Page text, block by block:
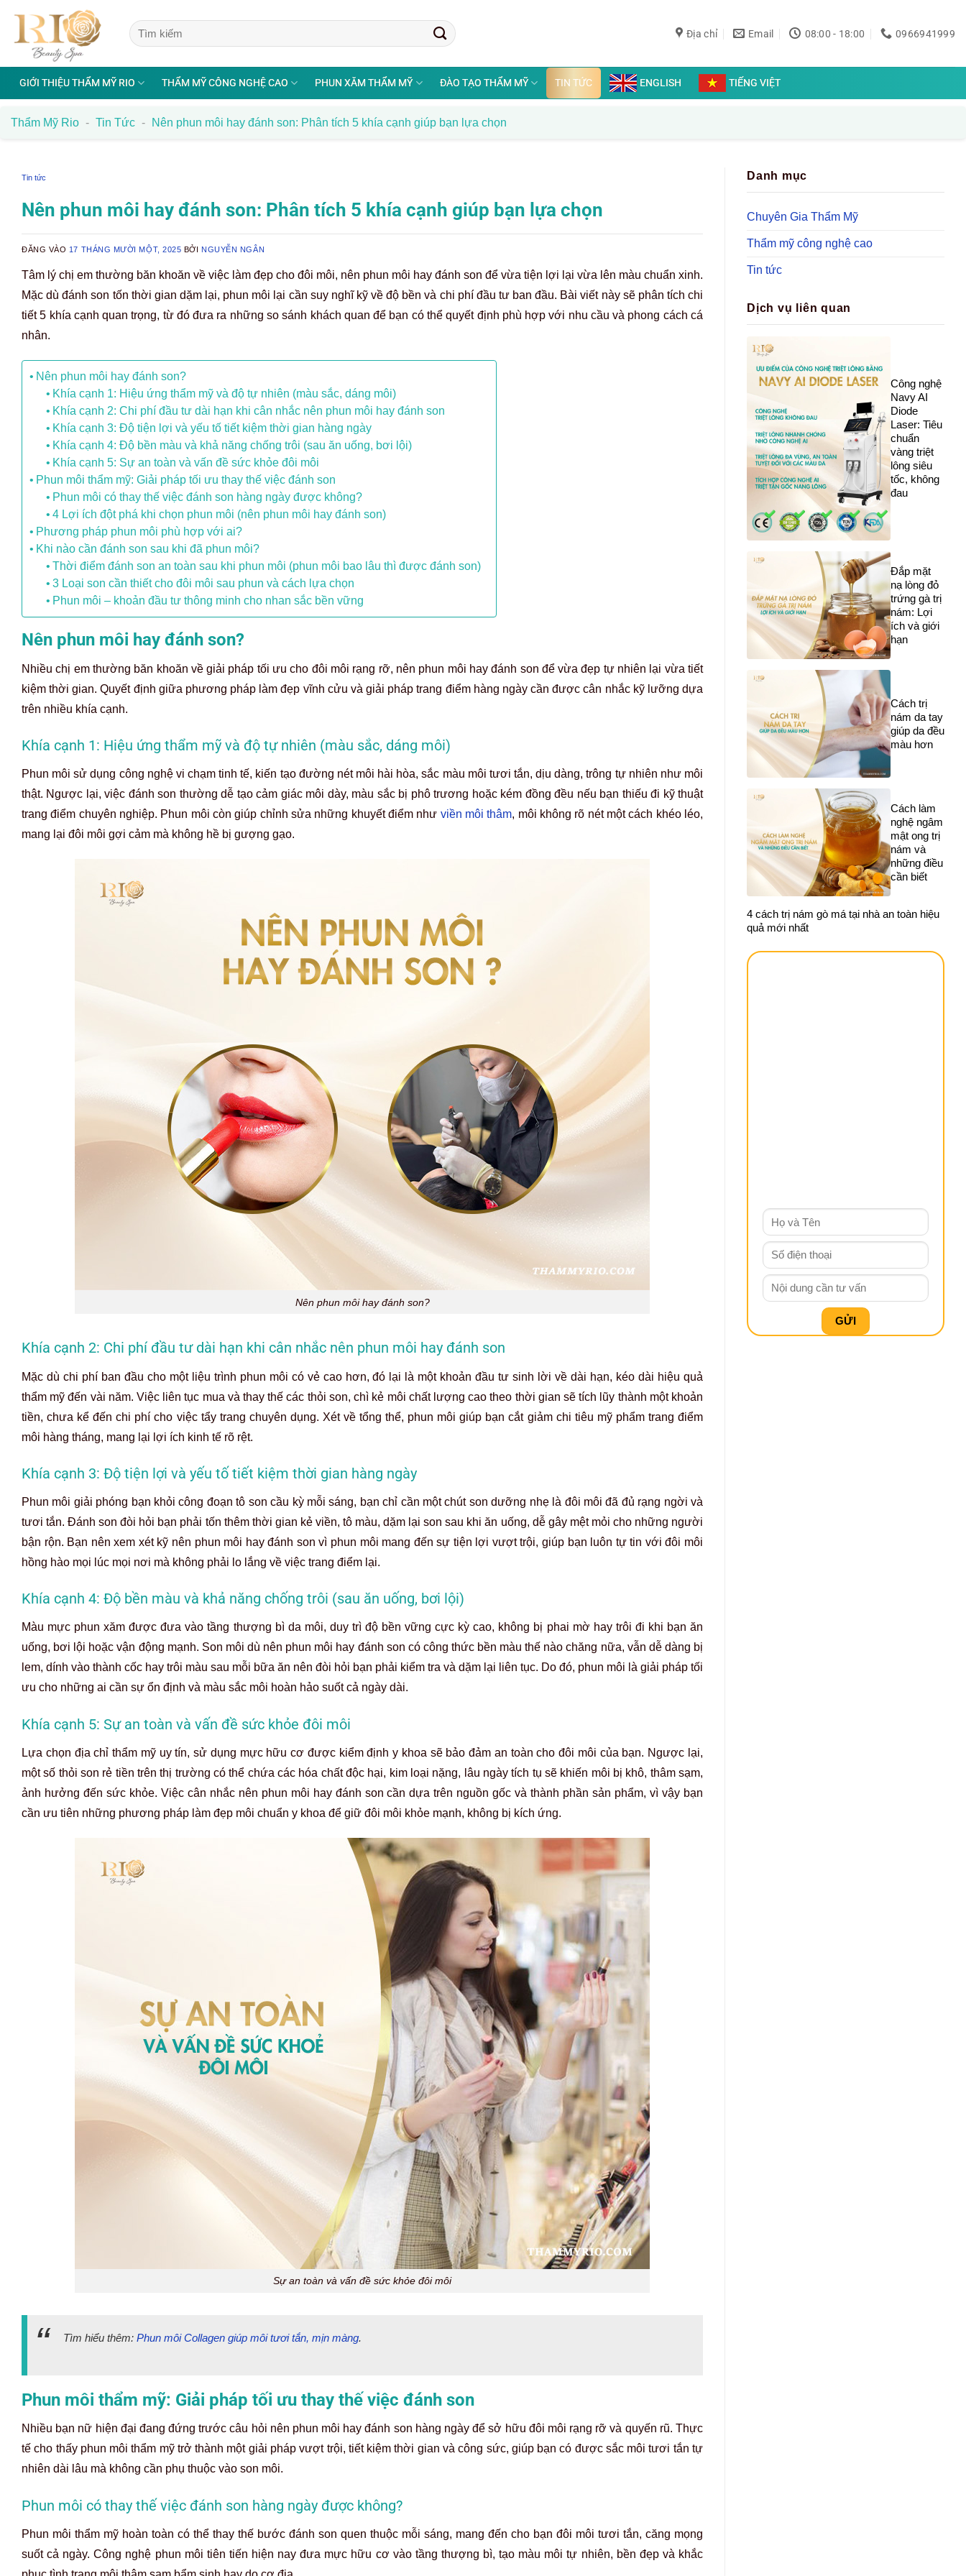
nội
Địa chỉ Email 08:00 - 18:00 0966941999
GIỚI THIỆU THẨM MỸ RIO THẨM MỸ CÔNG NGHỆ CAO PHUN XĂM THẨM MỸ ĐÀO TẠO THẨM MỸ TIN TỨC ENGLISH TIẾNG VIỆT
Thẩm Mỹ Rio - Tin Tức - Nên phun môi hay đánh son: Phân tích 5 khía cạnh giúp bạn lựa chọn
Tin tức
Nên phun môi hay đánh son: Phân tích 5 khía cạnh giúp bạn lựa chọn
ĐĂNG VÀO 17 THÁNG MƯỜI MỘT, 2025 BỞI NGUYỄN NGÂN
Tâm lý chị em thường băn khoăn về việc làm đẹp cho đôi môi, nên phun môi hay đánh son để vừa tiện lợi lại vừa lên màu chuẩn xinh.
Mặc dù đánh son tốn thời gian dặm lại, phun môi lại cần suy nghĩ kỹ về độ bền và chi phí đầu tư ban đầu. Bài viết này sẽ phân tích chi
tiết 5 khía cạnh quan trọng, từ đó đưa ra những so sánh khách quan để bạn có thể quyết định phù hợp với nhu cầu và phong cách cá
nhân.
Nên phun môi hay đánh son?
Khía cạnh 1: Hiệu ứng thẩm mỹ và độ tự nhiên (màu sắc, dáng môi)
Khía cạnh 2: Chi phí đầu tư dài hạn khi cân nhắc nên phun môi hay đánh son
Khía cạnh 3: Độ tiện lợi và yếu tố tiết kiệm thời gian hàng ngày
Khía cạnh 4: Độ bền màu và khả năng chống trôi (sau ăn uống, bơi lội)
Khía cạnh 5: Sự an toàn và vấn đề sức khỏe đôi môi
Phun môi thẩm mỹ: Giải pháp tối ưu thay thế việc đánh son
Phun môi có thay thế việc đánh son hàng ngày được không?
4 Lợi ích đột phá khi chọn phun môi (nên phun môi hay đánh son)
Phương pháp phun môi phù hợp với ai?
Khi nào cần đánh son sau khi đã phun môi?
Thời điểm đánh son an toàn sau khi phun môi (phun môi bao lâu thì được đánh son)
3 Loại son cần thiết cho đôi môi sau phun và cách lựa chọn
Phun môi – khoản đầu tư thông minh cho nhan sắc bền vững
Nên phun môi hay đánh son?
Nhiều chị em thường băn khoăn về giải pháp tối ưu cho đôi môi rạng rỡ, nên phun môi hay đánh son để vừa đẹp tự nhiên lại vừa tiết
kiệm thời gian. Quyết định giữa phương pháp làm đẹp vĩnh cửu và giải pháp trang điểm hàng ngày cần được cân nhắc kỹ lưỡng dựa
trên nhiều khía cạnh.
Khía cạnh 1: Hiệu ứng thẩm mỹ và độ tự nhiên (màu sắc, dáng môi)
Phun môi sử dụng công nghệ vi chạm tinh tế, kiến tạo đường nét môi hài hòa, sắc màu môi tươi tắn, dịu dàng, trông tự nhiên như môi
thật. Ngược lại, việc đánh son thường dễ tạo cảm giác môi dày, màu sắc bị phô trương hoặc kém đồng đều nếu bạn thiếu đi kỹ thuật
trang điểm chuyên nghiệp. Phun môi còn giúp chỉnh sửa những khuyết điểm như viền môi thâm, môi không rõ nét một cách khéo léo,
mang lại đôi môi gợi cảm mà không hề bị gượng gạo.
Nên phun môi hay đánh son?
Khía cạnh 2: Chi phí đầu tư dài hạn khi cân nhắc nên phun môi hay đánh son
Mặc dù chi phí ban đầu cho một liệu trình phun môi có vẻ cao hơn, đó lại là một khoản đầu tư sinh lời về dài hạn, kéo dài hiệu quả
thẩm mỹ đến vài năm. Việc liên tục mua và thay thế các thỏi son, chì kẻ môi chất lượng cao theo thời gian sẽ tích lũy thành một khoản
tiền, chưa kể đến chi phí cho việc tẩy trang chuyên dụng. Xét về tổng thể, phun môi giúp bạn cắt giảm chi tiêu mỹ phẩm trang điểm
môi hàng tháng, mang lại lợi ích kinh tế rõ rệt.
Khía cạnh 3: Độ tiện lợi và yếu tố tiết kiệm thời gian hàng ngày
Phun môi giải phóng bạn khỏi công đoạn tô son cầu kỳ mỗi sáng, bạn chỉ cần một chút son dưỡng nhẹ là đôi môi đã đủ rạng ngời và
tươi tắn. Đánh son đòi hỏi bạn phải tốn thêm thời gian kẻ viền, tô màu, dặm lại son sau khi ăn uống, dễ gây mệt mỏi cho những người
bận rộn. Bạn nên xem xét kỹ nên phun môi hay đánh son vì phun môi mang đến sự tiện lợi vượt trội, giúp bạn luôn tự tin với đôi môi
hồng hào mọi lúc mọi nơi mà không phải lo lắng về việc trang điểm lại.
Khía cạnh 4: Độ bền màu và khả năng chống trôi (sau ăn uống, bơi lội)
Màu mực phun xăm được đưa vào tầng thượng bì da môi, duy trì độ bền vững cực kỳ cao, không bị phai mờ hay trôi đi khi bạn ăn
uống, bơi lội hoặc vận động mạnh. Son môi dù nên phun môi hay đánh son có công thức bền màu thế nào chăng nữa, vẫn dễ dàng bị
lem, dính vào thành cốc hay trôi màu sau mỗi bữa ăn nên đòi hỏi bạn phải kiểm tra và dặm lại liên tục. Do đó, phun môi là giải pháp tối
ưu cho những ai cần sự ổn định và màu sắc môi hoàn hảo suốt cả ngày dài.
Khía cạnh 5: Sự an toàn và vấn đề sức khỏe đôi môi
Lựa chọn địa chỉ thẩm mỹ uy tín, sử dụng mực hữu cơ được kiểm định y khoa sẽ bảo đảm an toàn cho đôi môi của bạn. Ngược lại,
một số thỏi son rẻ tiền trên thị trường có thể chứa các hóa chất độc hại, kim loại nặng, lâu ngày tích tụ sẽ khiến môi bị khô, thâm sạm,
ảnh hưởng đến sức khỏe. Việc cân nhắc nên phun môi hay đánh son cần dựa trên nguồn gốc và thành phần sản phẩm, vì vậy bạn
cần ưu tiên những phương pháp làm đẹp môi chuẩn y khoa để giữ đôi môi khỏe mạnh, không bị kích ứng.
Sự an toàn và vấn đề sức khỏe đôi môi
Tìm hiểu thêm: Phun môi Collagen giúp môi tươi tắn, mịn màng.
Phun môi thẩm mỹ: Giải pháp tối ưu thay thế việc đánh son
Nhiều bạn nữ hiện đại đang đứng trước câu hỏi nên phun môi hay đánh son hàng ngày để sở hữu đôi môi rạng rỡ và quyến rũ. Thực
tế cho thấy phun môi thẩm mỹ trở thành một giải pháp vượt trội, tiết kiệm thời gian và công sức, giúp bạn có được sắc môi tươi tắn tự
nhiên dài lâu mà không cần phụ thuộc vào son môi.
Phun môi có thay thế việc đánh son hàng ngày được không?
Phun môi thẩm mỹ hoàn toàn có thể thay thế bước đánh son quen thuộc mỗi sáng, mang đến cho bạn đôi môi tươi tắn, căng mọng
suốt cả ngày. Công nghệ phun môi tiên tiến hiện nay đưa mực hữu cơ vào tầng thượng bì, tạo màu môi tự nhiên, bền đẹp và khắc
Danh mục
Chuyên Gia Thẩm Mỹ
Thẩm mỹ công nghệ cao
Tin tức
Dịch vụ liên quan
Công nghệ
Navy AI
Diode
Laser: Tiêu
chuẩn
vàng triệt
lông siêu
tốc, không
đau
Đắp mặt
nạ lòng đỏ
trứng gà trị
nám: Lợi
ích và giới
hạn
Cách trị
nám da tay
giúp da đều
màu hơn
Cách làm
nghệ ngâm
mật ong trị
nám và
những điều
cần biết
4 cách trị nám gò má tại nhà an toàn hiệu
quả mới nhất